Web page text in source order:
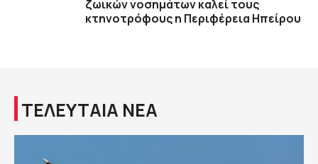
ζωικών νοσημάτων καλεί τους
κτηνοτρόφους η Περιφέρεια Ηπείρου
ΤΕΛΕΥΤΑΙΑ ΝΕΑ